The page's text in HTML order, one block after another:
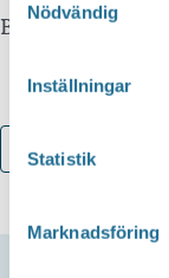
Nödvändig
Inställningar
Statistik
Marknadsföring
Biljetter:
Lägg till i